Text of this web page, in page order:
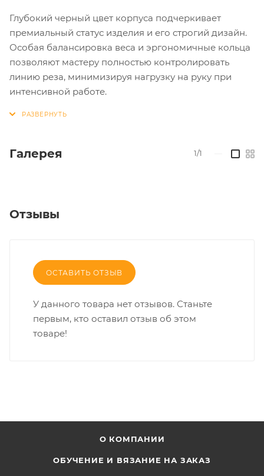
Глубокий черный цвет корпуса подчеркивает
премиальный статус изделия и его строгий дизайн.
Особая балансировка веса и эргономичные кольца
позволяют мастеру полностью контролировать
линию реза, минимизируя нагрузку на руку при
интенсивной работе.
Галерея 1/1
Отзывы
ОСТАВИТЬ ОТЗЫВ
У данного товара нет отзывов. Станьте
первым, кто оставил отзыв об этом
товаре!
О КОМПАНИИ
ОБУЧЕНИЕ И ВЯЗАНИЕ НА ЗАКАЗ